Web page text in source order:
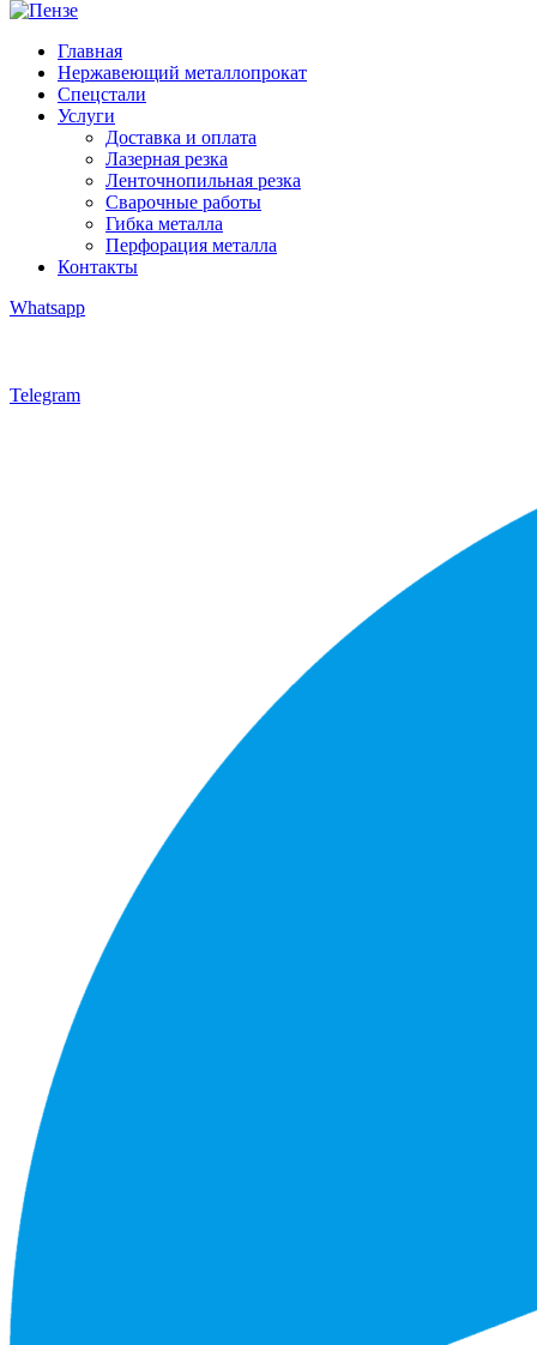
Главная
Нержавеющий металлопрокат
Спецстали
Услуги
Доставка и оплата
Лазерная резка
Ленточнопильная резка
Сварочные работы
Гибка металла
Перфорация металла
Контакты
Whatsapp
Telegram